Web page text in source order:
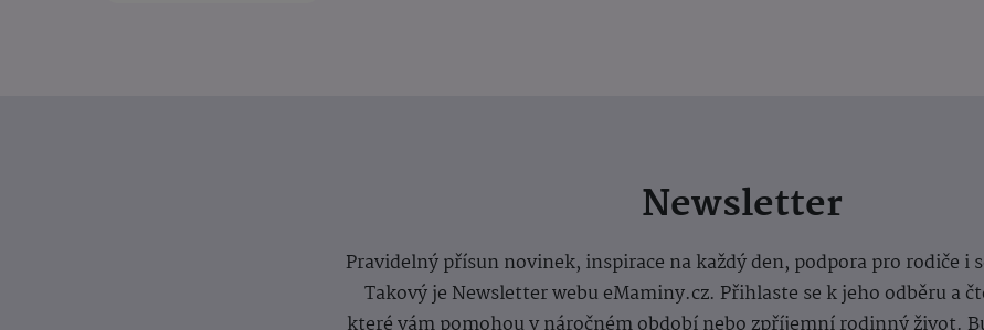
Newsletter
Pravidelný přísun novinek, inspirace na každý den, podpora pro rodiče i
Takový je Newsletter webu eMaminy.cz. Přihlaste se k jeho odběru a